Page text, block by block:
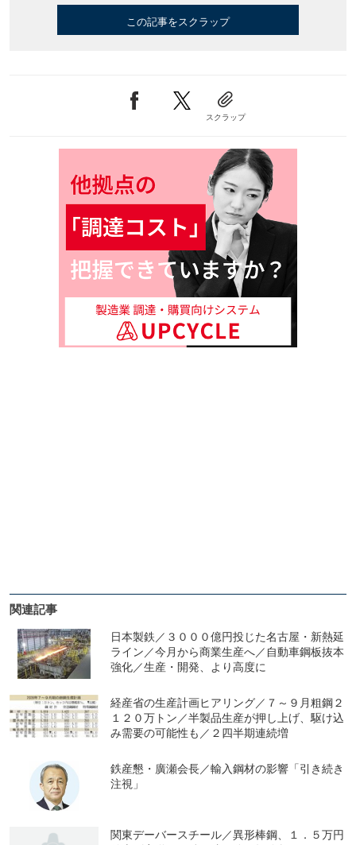
この記事をスクラップ
スクラップ
関連記事
日本製鉄／３０００億円投じた名古屋・新熱延
ライン／今月から商業生産へ／自動車鋼板抜本
強化／生産・開発、より高度に
経産省の生産計画ヒアリング／７～９月粗鋼２
１２０万トン／半製品生産が押し上げ、駆け込
み需要の可能性も／２四半期連続増
鉄産懇・廣瀬会長／輸入鋼材の影響「引き続き
注視」
関東デーバースチール／異形棒鋼、１．５万円